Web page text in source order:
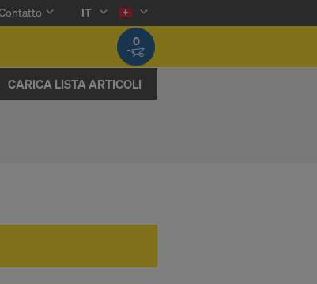
IT
0
CARICA LISTA ARTICOLI